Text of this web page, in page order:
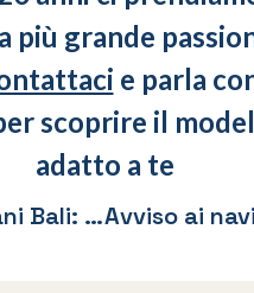
più grande
e parla
scoprire il
adatto a te
Catamarani Bali: boat show di Adria Ship a Loano